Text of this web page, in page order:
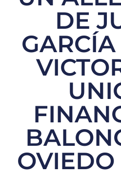
DE